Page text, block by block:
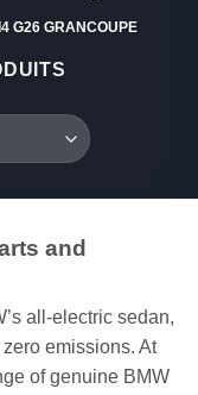
G26 GRANCOUPE
and
all-electric sedan,
emissions. At
of genuine BMW